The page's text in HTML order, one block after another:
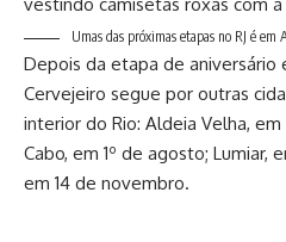
Umas das próximas etapas no RJ é em
Depois da etapa de aniversário
Cervejeiro segue por outras
interior do Rio: Aldeia Velha,
Cabo, em 1º de agosto; Lumiar,
em 14 de novembro.